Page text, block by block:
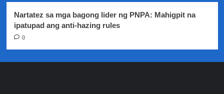
Nartatez sa mga bagong lider ng PNPA: Mahigpit na
ipatupad ang anti-hazing rules
0